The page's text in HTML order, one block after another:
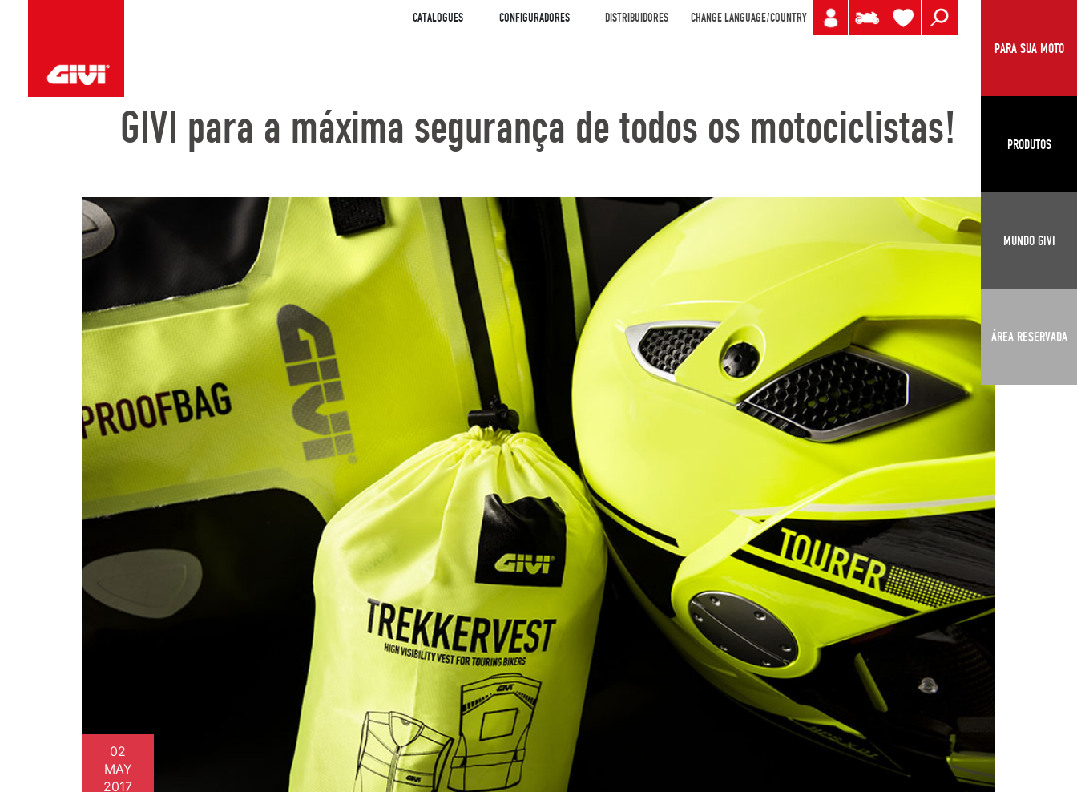
CATALOGUES CONFIGURADORES DISTRIBUIDORES CHANGE LANGUAGE/COUNTRY
PARA SUA MOTO
PRODUTOS
MUNDO GIVI
ÁREA RESERVADA
GIVI para a máxima segurança de todos os motociclistas!
02
MAY
2017